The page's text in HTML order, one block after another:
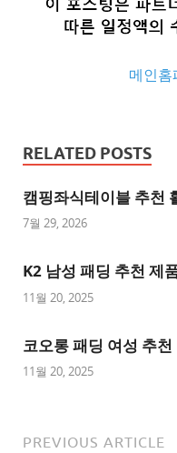
메인홈
사
이
트
천
사
트
1
사
RELATED POSTS
캠핑좌식테이블 추천
7월 29, 2026
K2 남성 패딩 추천 제
11월 20, 2025
코오롱 패딩 여성 추천
11월 20, 2025
PREVIOUS ARTICLE